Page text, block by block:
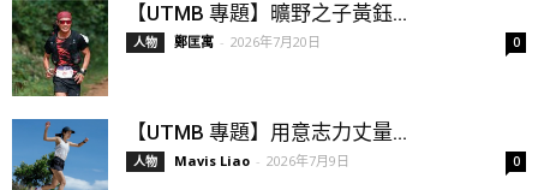
【UTMB 專題】曠野之子黃鈺...
人物 鄭匡寓 - 2026年7月20日 0
【UTMB 專題】用意志力丈量...
人物 Mavis Liao - 2026年7月9日 0